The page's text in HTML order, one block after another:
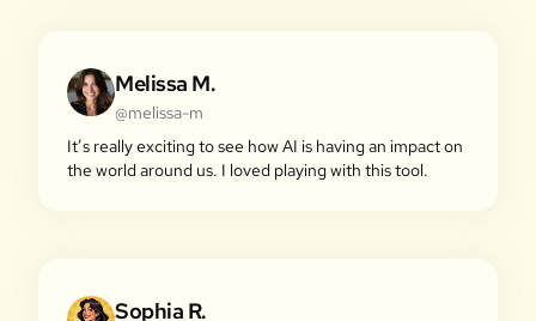
Melissa M.
@melissa-m
It’s really exciting to see how AI is having an impact on
the world around us. I loved playing with this tool.
Sophia R.